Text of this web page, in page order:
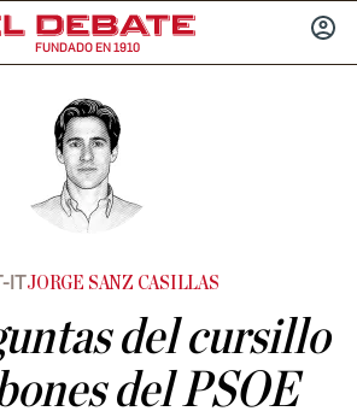
FUNDADO EN 1910
ITJORGE SANZ CASILLAS
del cursillo
del PSOE